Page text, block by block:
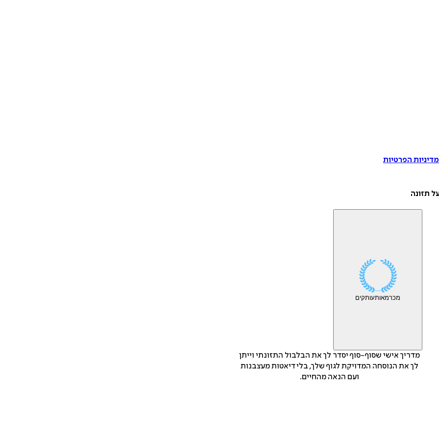
הפרטיות
תזונה
מכרמאותעותקים
מדריך אישי שסוף-סוף יסדר לך את הבלבול התזונתי וייתן
לך את הנוסחה המדויקת לגוף שלך, בלי דיאטות מעצבנות
ועם הנאה מהחיים.